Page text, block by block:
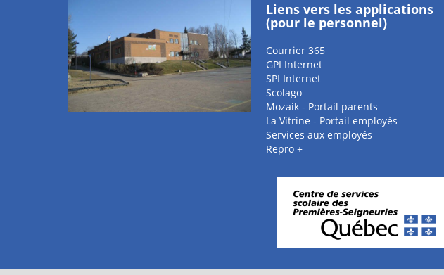
Liens vers les applications
(pour le personnel)
Courrier 365
GPI Internet
SPI Internet
Scolago
Mozaik - Portail parents
La Vitrine - Portail employés
Services aux employés
Repro +